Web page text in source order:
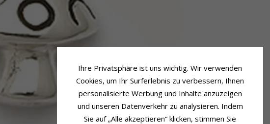
Ihre Privatsphäre ist uns wichtig. Wir verwenden
Cookies, um Ihr Surferlebnis zu verbessern, Ihnen
personalisierte Werbung und Inhalte anzuzeigen
und unseren Datenverkehr zu analysieren. Indem
Sie auf „Alle akzeptieren“ klicken, stimmen Sie